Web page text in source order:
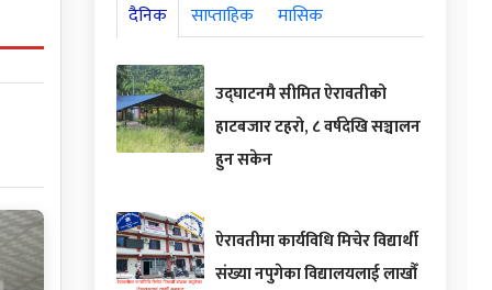
दैनिक साप्ताहिक मासिक
उद्घाटनमै सीमित ऐरावतीको
हाटबजार टहरो, ८ वर्षदेखि सञ्चालन
हुन सकेन
ऐरावतीमा कार्यविधि मिचेर विद्यार्थी
संख्या नपुगेका विद्यालयलाई लाखौँ